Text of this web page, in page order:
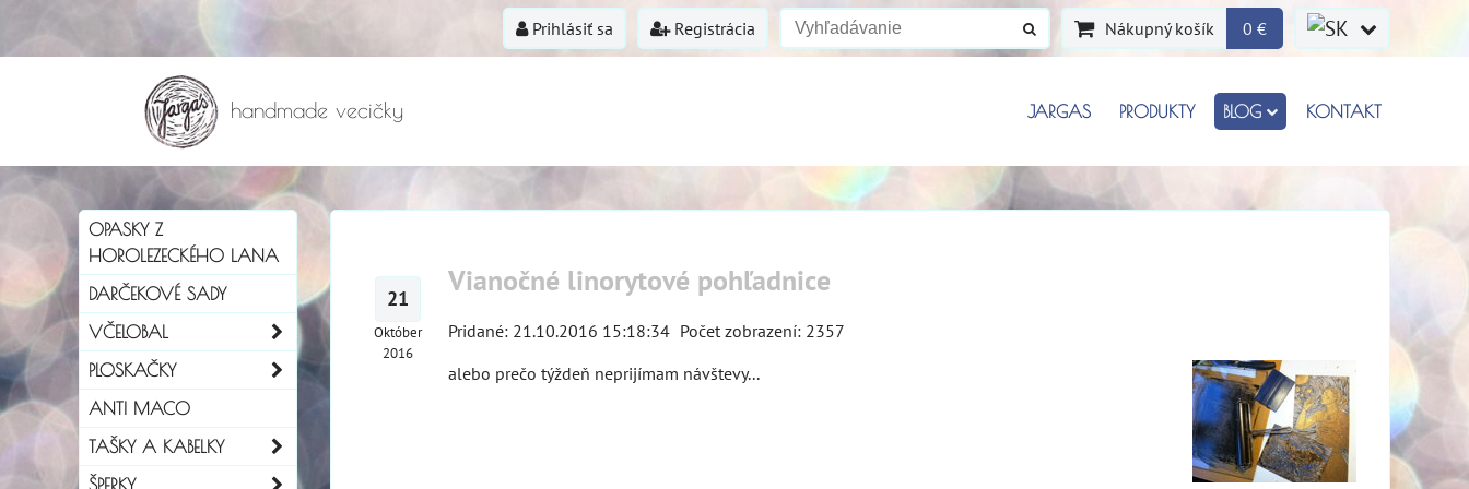
Prihlásiť sa Registrácia Nákupný košík 0 €
handmade vecičky JARGAS PRODUKTY BLOG KONTAKT
21
Október
2016
Vianočné linorytové pohľadnice
Pridané: 21.10.2016 15:18:34 Počet zobrazení: 2357
alebo prečo týždeň neprijímam návštevy...
OPASKY Z
HOROLEZECKÉHO LANA
DARČEKOVÉ SADY
VČELOBAL
PLOSKAČKY
ANTI MACO
TAŠKY A KABELKY
ŠPERKY